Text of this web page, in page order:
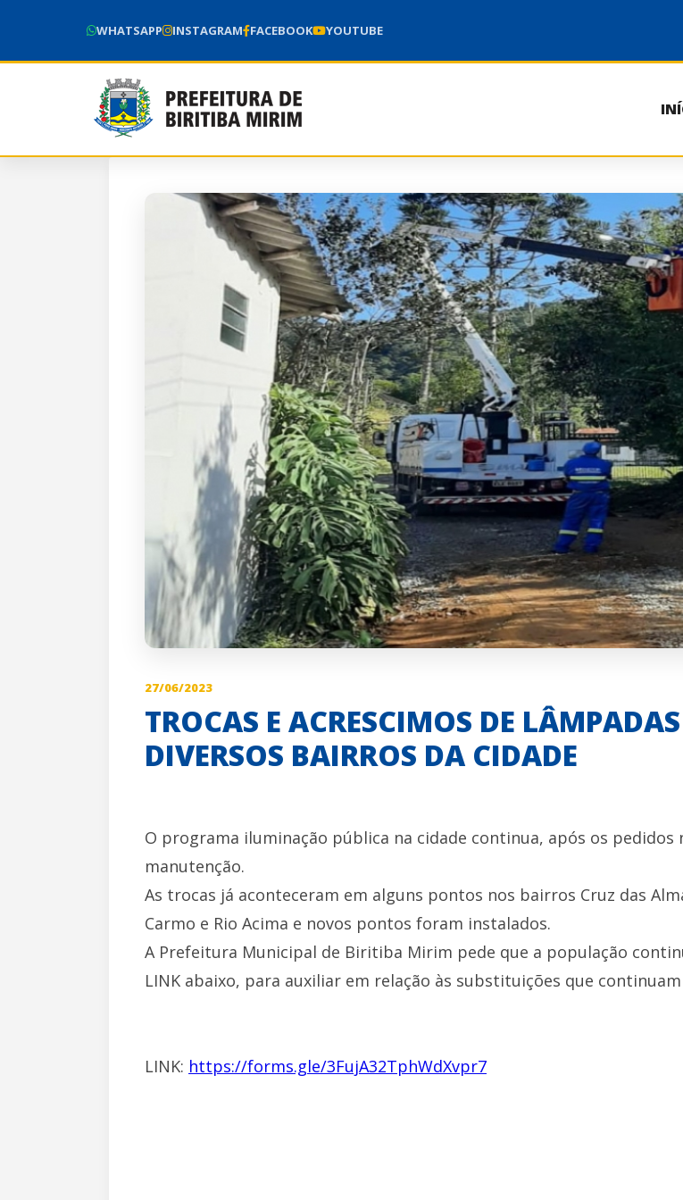
WHATSAPP INSTAGRAM FACEBOOK YOUTUBE
27/06/2023
TROCAS E ACRESCIMOS DE
DIVERSOS BAIRROS DA CIDADE
O programa iluminação pública na cidade continua, após os
manutenção.
As trocas já aconteceram em alguns pontos nos bairros Cruz das
Carmo e Rio Acima e novos pontos foram instalados.
A Prefeitura Municipal de Biritiba Mirim pede que a população
LINK abaixo, para auxiliar em relação às substituições que
LINK: https://forms.gle/3FujA32TphWdXvpr7